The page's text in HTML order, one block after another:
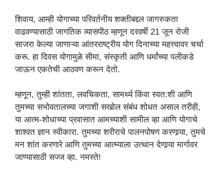
शिवाय, आम्ही योगाच्या परिवर्तनीय शक्तीबद्दल जागरुकता
वाढवण्यासाठी जागतिक व्यासपीठ म्हणून दरवर्षी 21 जून रोजी
साजरा केल्या जाणाऱ्या आंतरराष्ट्रीय योग दिनाच्या महत्त्वावर चर्चा
करू. हा दिवस योगामुळे सीमा, संस्कृती आणि धर्मांच्या पलीकडे
जाऊन एकतेची आठवण करून देतो.
म्हणून, तुम्ही शांतता, लवचिकता, सामर्थ्य किंवा स्वत:शी आणि
तुमच्या सभोवतालच्या जगाशी सखोल संबंध शोधत असाल तरीही,
या आत्म-शोधाच्या प्रवासात आमच्याशी सामील व्हा आणि योगाचे
शाश्वत ज्ञान स्वीकारा. तुमच्या शरीराचे पालनपोषण करणार्‍या, तुमचे
मन शांत करणारे आणि तुमच्या आत्म्याला उत्थान देणार्‍या मार्गावर
जाण्यासाठी सज्ज व्हा. नमस्ते!